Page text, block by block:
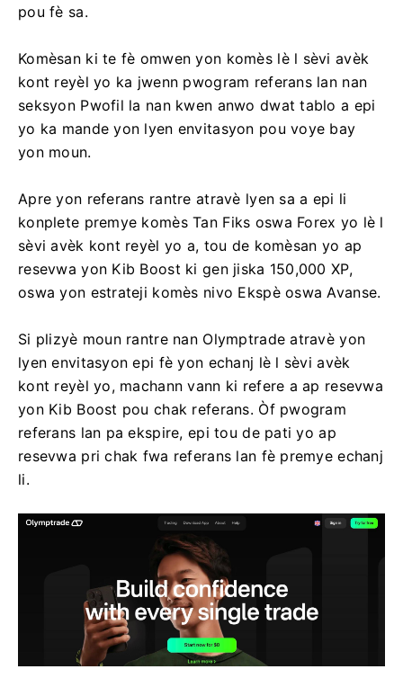
pou fè sa.
Komèsan ki te fè omwen yon komès lè l sèvi avèk
kont reyèl yo ka jwenn pwogram referans lan nan
seksyon Pwofil la nan kwen anwo dwat tablo a epi
yo ka mande yon lyen envitasyon pou voye bay
yon moun.
Apre yon referans rantre atravè lyen sa a epi li
konplete premye komès Tan Fiks oswa Forex yo lè l
sèvi avèk kont reyèl yo a, tou de komèsan yo ap
resevwa yon Kib Boost ki gen jiska 150,000 XP,
oswa yon estrateji komès nivo Ekspè oswa Avanse.
Si plizyè moun rantre nan Olymptrade atravè yon
lyen envitasyon epi fè yon echanj lè l sèvi avèk
kont reyèl yo, machann vann ki refere a ap resevwa
yon Kib Boost pou chak referans. Òf pwogram
referans lan pa ekspire, epi tou de pati yo ap
resevwa pri chak fwa referans lan fè premye echanj
li.